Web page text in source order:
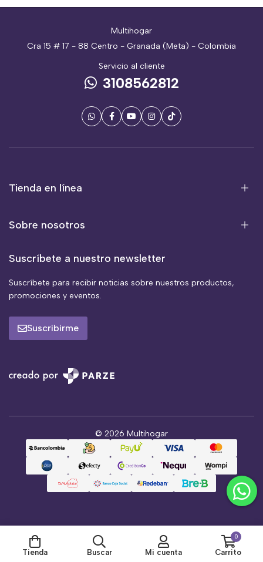
Multihogar
Cra 15 # 17 - 88 Centro - Granada (Meta) - Colombia
Servicio al cliente
3108562812
Tienda en línea
Sobre nosotros
Suscríbete a nuestro newsletter
Suscríbete para recibir noticias sobre nuestros productos,
promociones y eventos.
Suscribirme
© 2026 Multihogar
Tienda Buscar Mi cuenta
0
Carrito